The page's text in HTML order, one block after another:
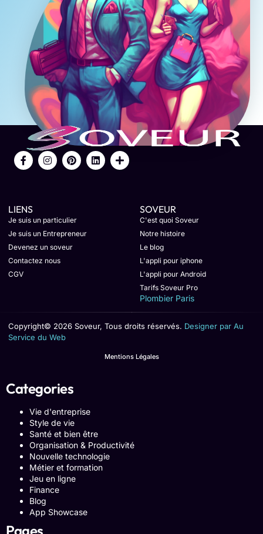
LIENS
Je suis un particulier
Je suis un Entrepreneur
Devenez un soveur
Contactez nous
CGV
SOVEUR
C'est quoi Soveur
Notre histoire
Le blog
L'appli pour iphone
L'appli pour Android
Tarifs Soveur Pro
Plombier Paris
Copyright© 2026 Soveur, Tous droits réservés. Designer par Au
Service du Web
Mentions Légales
Categories
Vie d'entreprise
Style de vie
Santé et bien être
Organisation & Productivité
Nouvelle technologie
Métier et formation
Jeu en ligne
Finance
Blog
App Showcase
Pages